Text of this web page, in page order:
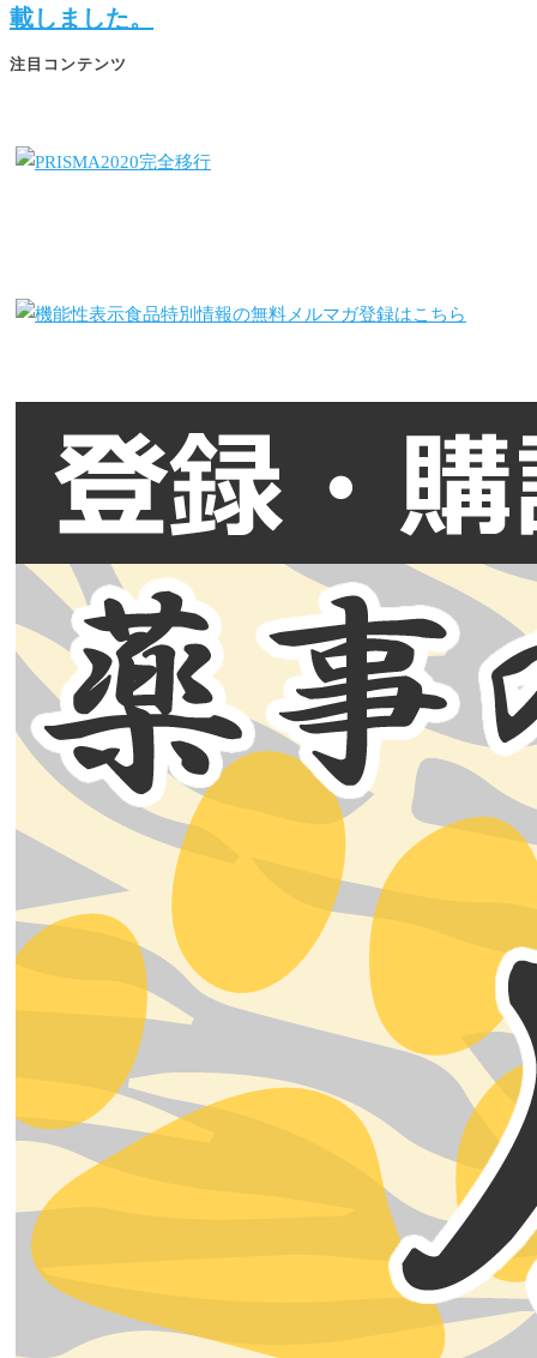
載しました。
注目コンテンツ